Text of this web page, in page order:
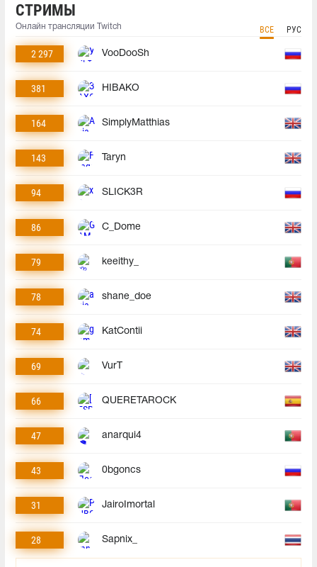
СТРИМЫ
Онлайн трансляции Twitch ВСЕ РУС
2 297 VooDooSh
381 HIBAKO
164 SimplyMatthias
143 Taryn
94 SLICK3R
86 C_Dome
79 keeithy_
78 shane_doe
74 KatContii
69 VurT
66 QUERETAROCK
47 anarqui4
43 0bgoncs
31 JairoImortal
28 Sapnix_